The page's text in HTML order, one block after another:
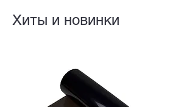
Хиты и новинки